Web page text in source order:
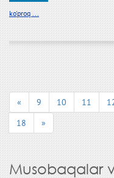
ko'proq ...
« 9 10 11
18
»
Musobaqalar